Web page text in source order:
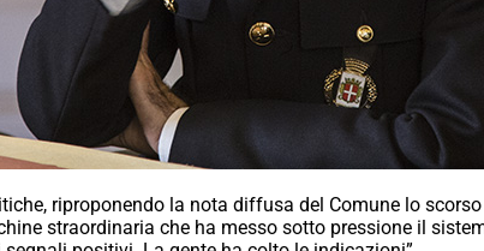
riproponendo la nota diffusa del Comune lo
straordinaria che ha messo sotto pressione il